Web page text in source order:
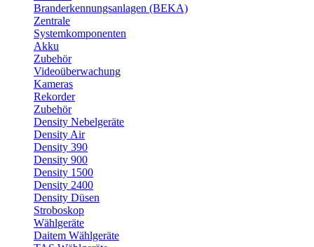
Branderkennungsanlagen (BEKA)
Zentrale
Systemkomponenten
Akku
Zubehör
Videoüberwachung
Kameras
Rekorder
Zubehör
Density Nebelgeräte
Density Air
Density 390
Density 900
Density 1500
Density 2400
Density Düsen
Stroboskop
Wählgeräte
Daitem Wählgeräte